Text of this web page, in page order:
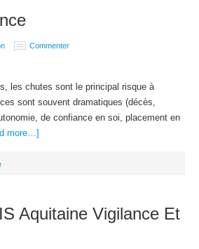
Commenter
les chutes sont le principal risque à
sont souvent dramatiques (décès,
de confiance en soi, placement en
more…]
Aquitaine Vigilance Et